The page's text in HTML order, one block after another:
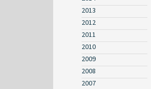
2013
2012
2011
2010
2009
2008
2007